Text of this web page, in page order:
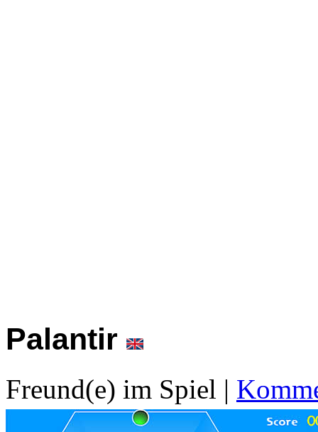
Palantir
Freund(e) im Spiel |